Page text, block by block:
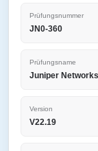
Prüfungsnummer
JN0-360
Prüfungsname
Juniper
Version
V22.19